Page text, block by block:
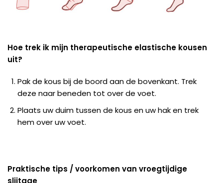
Hoe trek ik mijn therapeutische elastische kousen
uit?
Pak de kous bij de boord aan de bovenkant. Trek
deze naar beneden tot over de voet.
Plaats uw duim tussen de kous en uw hak en trek
hem over uw voet.
Praktische tips / voorkomen van vroegtijdige
slijtage